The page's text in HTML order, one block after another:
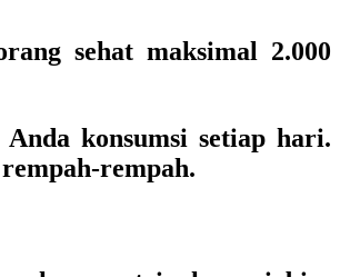
sehat maksimal 2.000
konsumsi setiap hari.
rempah.